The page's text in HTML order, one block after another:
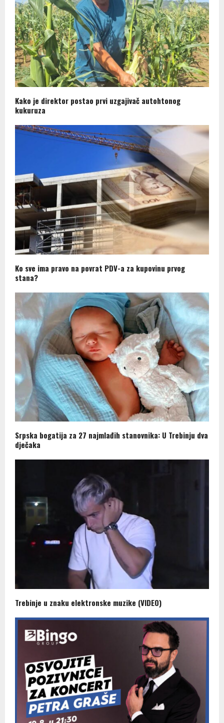
Kako je direktor postao prvi uzgajivač autohtonog
kukuruza
Ko sve ima pravo na povrat PDV-a za kupovinu prvog
stana?
Srpska bogatija za 27 najmlađih stanovnika: U Trebinju dva
dječaka
Trebinje u znaku elektronske muzike (VIDEO)